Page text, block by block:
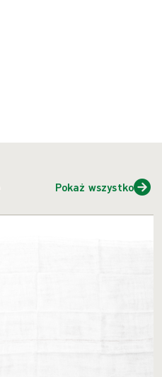
Pokaż wszystko